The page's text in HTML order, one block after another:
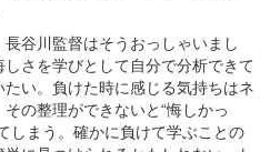
谷川監督はそうおっしゃいまし
さを学びとして自分で分析できて
い。負けた時に感じる気持ちはネ
の整理ができないと“悔しかっ
しまう。確かに負けて学ぶことの